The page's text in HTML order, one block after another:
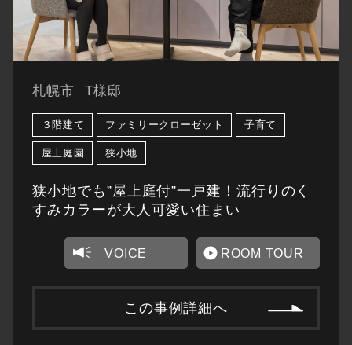
札幌市 T様邸
３階建て ファミリークローゼット 子育て
屋上庭園 狭小地
狭小地でも”屋上庭付”一戸建！流行りのく
すみカラーが大人可愛い住まい
VOICE ROOM TOUR
この事例詳細へ